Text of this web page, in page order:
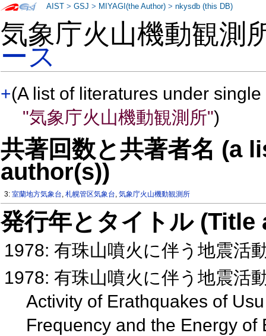
気象庁火山機動観測
ース
+(A list of literatures under
"気象庁火山機動観測所")
共著回数と共著者名 (a
author(s))
3:室蘭地方気象台,札幌管区気象台,気象庁火山機動観測所
発行年とタイトル
1978: 有珠山噴火に伴う地震活
1978: 有珠山噴火に伴う地震活
Activity of Erathquakes of
Frequency and the Energy
AIST >GSJ > MIYAGI(the Author) >nkysdb (this DB)